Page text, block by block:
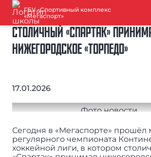
ГБУ «Спортивный комплекс
«Мегаспорт»
СТОЛИЧНЫЙ «СПАРТАК»
НИЖЕГОРОДСКОЕ «ТОРПЕДО»
17.01.2026
Сегодня в «Мегаспорте» прошёл
регулярного чемпионата
хоккейной лиги, в котором